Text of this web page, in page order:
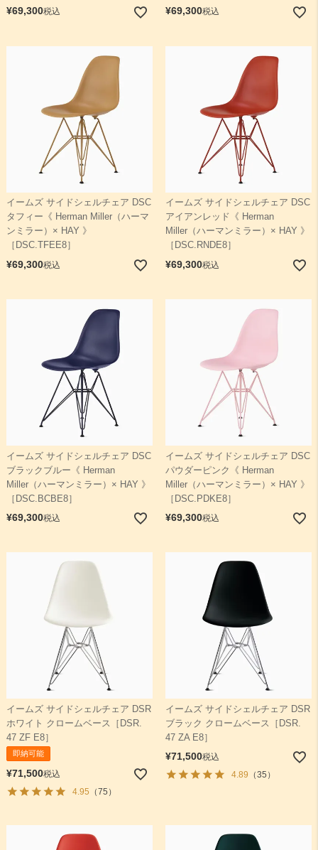
¥69,300税込 ¥69,300税込
イームズ サイドシェルチェア DSC
タフィー《 Herman Miller（ハーマ
ンミラー）× HAY 》
［DSC.TFEE8］
¥69,300税込
イームズ サイドシェルチェア DSC
アイアンレッド《 Herman
Miller（ハーマンミラー）× HAY 》
［DSC.RNDE8］
¥69,300税込
イームズ サイドシェルチェア DSC
ブラックブルー《 Herman
Miller（ハーマンミラー）× HAY 》
［DSC.BCBE8］
¥69,300税込
イームズ サイドシェルチェア DSC
パウダーピンク《 Herman
Miller（ハーマンミラー）× HAY 》
［DSC.PDKE8］
¥69,300税込
イームズ サイドシェルチェア DSR
ホワイト クロームベース［DSR.
47 ZF E8］
即納可能
¥71,500税込
4.95 （75）
イームズ サイドシェルチェア DSR
ブラック クロームベース［DSR.
47 ZA E8］
¥71,500税込
4.89 （35）